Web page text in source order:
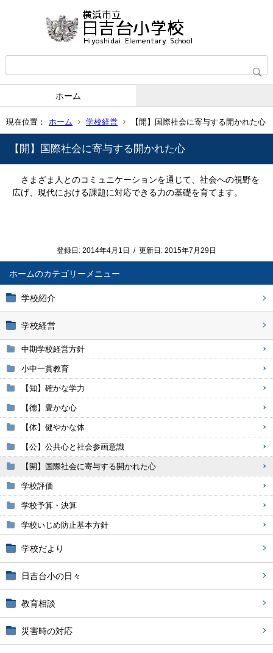
ホーム
現在位置： ホーム 学校経営 【開】国際社会に寄与する開かれた心
ホーム
学校紹介
学校経営
中期学校経営方針
小中一貫教育
【知】確かな学力
【徳】豊かな心
【体】健やかな体
【公】公共心と社会参画意識
【開】国際社会に寄与する開かれた心
学校評価
学校予算・決算
学校いじめ防止基本方針
学校だより
日吉台小の日々
教育相談
災害時の対応
【開】国際社会に寄与する開かれた心
さまざま人とのコミュニケーションを通じて、社会への視野を
広げ、現代における課題に対応できる力の基礎を育てます。
登録日: 2014年4月1日 / 更新日: 2015年7月29日